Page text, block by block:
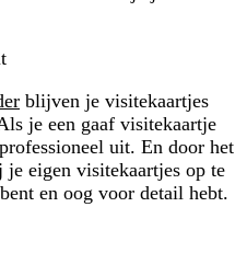
blijven je visitekaartjes
je een gaaf visitekaartje
uit. En door het
eigen visitekaartjes op te
en oog voor detail hebt.